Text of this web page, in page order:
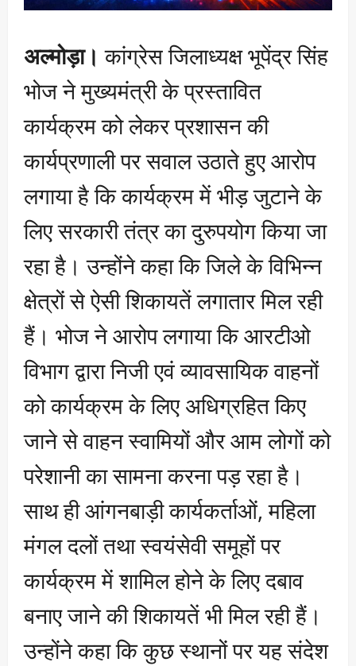
अल्मोड़ा।कांग्रेस जिलाध्यक्ष भूपेंद्र सिंह
भोज ने मुख्यमंत्री के प्रस्तावित
कार्यक्रम को लेकर प्रशासन की
कार्यप्रणाली पर सवाल उठाते हुए आरोप
लगाया है कि कार्यक्रम में भीड़ जुटाने के
लिए सरकारी तंत्र का दुरुपयोग किया जा
रहा है। उन्होंने कहा कि जिले के विभिन्न
क्षेत्रों से ऐसी शिकायतें लगातार मिल रही
हैं। भोज ने आरोप लगाया कि आरटीओ
विभाग द्वारा निजी एवं व्यावसायिक वाहनों
को कार्यक्रम के लिए अधिग्रहित किए
जाने से वाहन स्वामियों और आम लोगों को
परेशानी का सामना करना पड़ रहा है।
साथ ही आंगनबाड़ी कार्यकर्ताओं, महिला
मंगल दलों तथा स्वयंसेवी समूहों पर
कार्यक्रम में शामिल होने के लिए दबाव
बनाए जाने की शिकायतें भी मिल रही हैं।
उन्होंने कहा कि कुछ स्थानों पर यह संदेश